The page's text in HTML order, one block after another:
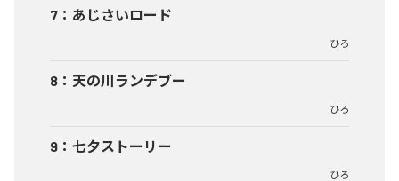
7 ： あじさいロード
ひろ
8 ： 天の川ランデブー
ひろ
9 ： 七夕ストーリー
ひろ